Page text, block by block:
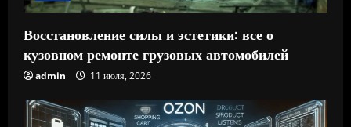
Восстановление силы и эстетики: все о
кузовном ремонте грузовых автомобилей
admin 11 июля, 2026